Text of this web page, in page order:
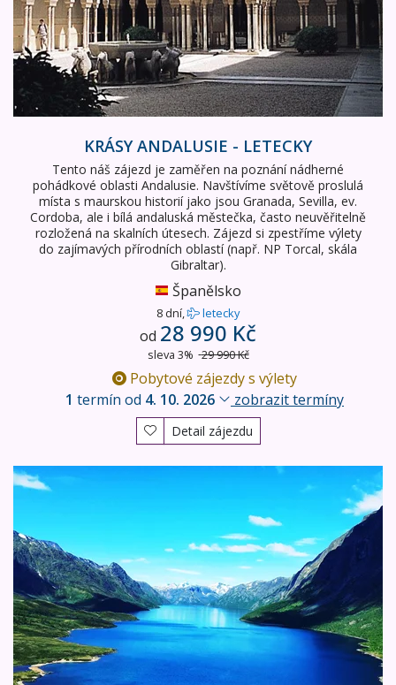
KRÁSY ANDALUSIE - LETECKY
Tento náš zájezd je zaměřen na poznání nádherné
pohádkové oblasti Andalusie. Navštívíme světově proslulá
místa s maurskou historií jako jsou Granada, Sevilla, ev.
Cordoba, ale i bílá andaluská městečka, často neuvěřitelně
rozložená na skalních útesech. Zájezd si zpestříme výlety
do zajímavých přírodních oblastí (např. NP Torcal, skála
Gibraltar).
Španělsko
8 dní, letecky
od 28 990 Kč
sleva 3% 29 990 Kč
Pobytové zájezdy s výlety
1 termín od 4. 10. 2026 zobrazit termíny
Detail zájezdu
Norské fjordy a skandinávské metropole